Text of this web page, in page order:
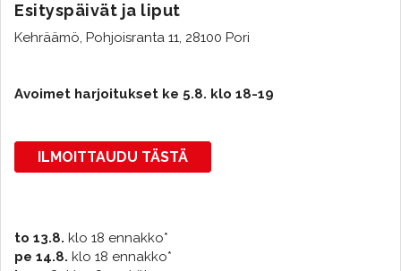
Esityspäivät ja liput
Kehräämö, Pohjoisranta 11, 28100 Pori
Avoimet harjoitukset ke 5.8. klo 18-19
ILMOITTAUDU TÄSTÄ
to 13.8. klo 18 ennakko*
pe 14.8. klo 18 ennakko*